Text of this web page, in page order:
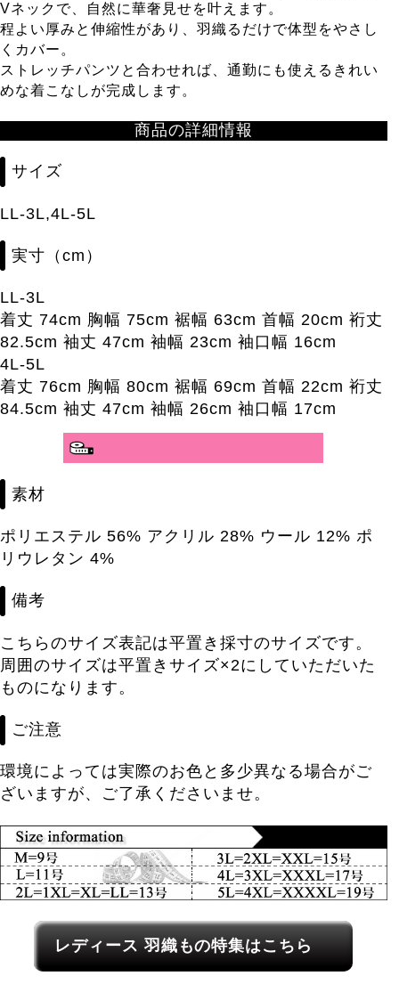
Vネックで、自然に華奢見せを叶えます。
程よい厚みと伸縮性があり、羽織るだけで体型をやさし
くカバー。
ストレッチパンツと合わせれば、通勤にも使えるきれい
めな着こなしが完成します。
商品の詳細情報
サイズ
LL-3L,4L-5L
実寸（cm）
LL-3L
着丈 74cm 胸幅 75cm 裾幅 63cm 首幅 20cm 裄丈
82.5cm 袖丈 47cm 袖幅 23cm 袖口幅 16cm
4L-5L
着丈 76cm 胸幅 80cm 裾幅 69cm 首幅 22cm 裄丈
84.5cm 袖丈 47cm 袖幅 26cm 袖口幅 17cm
分かりやすいサイズガイド>>
素材
ポリエステル 56% アクリル 28% ウール 12% ポ
リウレタン 4%
備考
こちらのサイズ表記は平置き採寸のサイズです。
周囲のサイズは平置きサイズ×2にしていただいた
ものになります。
ご注意
環境によっては実際のお色と多少異なる場合がご
ざいますが、ご了承くださいませ。
レディース関連カテゴリーへのリンク
レディース 羽織もの特集はこちら